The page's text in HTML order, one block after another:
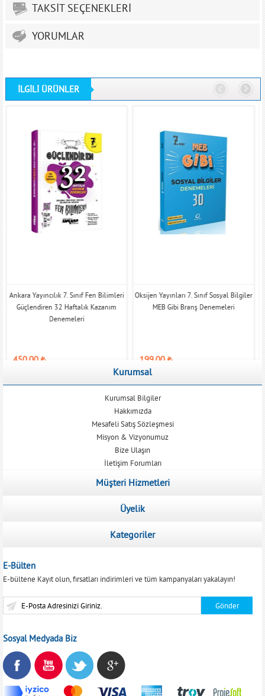
TAKSİT SEÇENEKLERİ
YORUMLAR
İLGİLİ ÜRÜNLER
Ankara Yayıncılık 7. Sınıf Fen Bilimleri
Güçlendiren 32 Haftalık Kazanım
Denemeleri
450,00₺
Oksijen Yayınları 7. Sınıf Sosyal Bilgiler
MEB Gibi Branş Denemeleri
199,00₺
Kurumsal
Kurumsal Bilgiler
Hakkımızda
Mesafeli Satış Sözleşmesi
Misyon & Vizyonumuz
Bize Ulaşın
İletişim Forumları
Müşteri Hizmetleri
Üyelik
Kategoriler
E-Bülten
E-bültene Kayıt olun, fırsatları indirimleri ve tüm kampanyaları yakalayın!
Sosyal Medyada Biz